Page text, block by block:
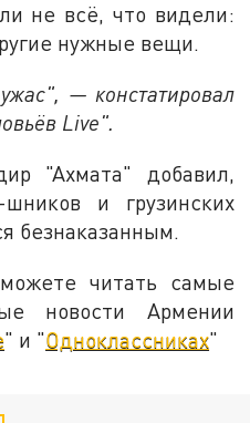
не всё, что видели:
нужные вещи.
— констатировал
Live".
"Ахмата" добавил,
и грузинских
безнаказанным.
читать самые
новости Армении
" и "Одноклассниках"